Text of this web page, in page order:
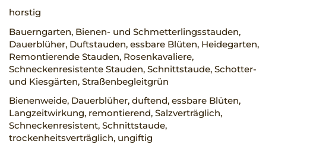
horstig
Bauerngarten, Bienen- und Schmetterlingsstauden,
Dauerblüher, Duftstauden, essbare Blüten, Heidegarten,
Remontierende Stauden, Rosenkavaliere,
Schneckenresistente Stauden, Schnittstaude, Schotter-
und Kiesgärten, Straßenbegleitgrün
Bienenweide, Dauerblüher, duftend, essbare Blüten,
Langzeitwirkung, remontierend, Salzverträglich,
Schneckenresistent, Schnittstaude,
trockenheitsverträglich, ungiftig